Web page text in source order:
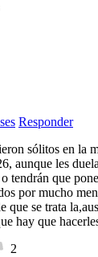
Responder
sólitos en la
aunque les
tendrán que
por mucho
que se trata
hay que
2